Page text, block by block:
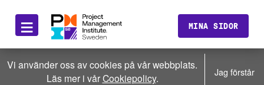
≡ MINA SIDOR
Vi använder oss av cookies på vår webbplats.
Läs mer i vårCookiepolicy. Jag förstår